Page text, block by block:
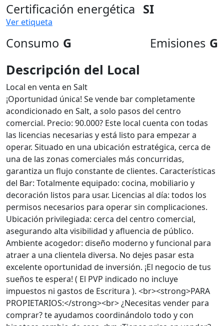
Certificación energética SI
Ver etiqueta
Consumo G Emisiones G
Descripción del Local
Local en venta en Salt
¡Oportunidad única! Se vende bar completamente
acondicionado en Salt, a solo pasos del centro
comercial. Precio: 90.000? Este local cuenta con todas
las licencias necesarias y está listo para empezar a
operar. Situado en una ubicación estratégica, cerca de
una de las zonas comerciales más concurridas,
garantiza un flujo constante de clientes. Características
del Bar: Totalmente equipado: cocina, mobiliario y
decoración listos para usar. Licencias al día: todos los
permisos necesarios para operar sin complicaciones.
Ubicación privilegiada: cerca del centro comercial,
asegurando alta visibilidad y afluencia de público.
Ambiente acogedor: diseño moderno y funcional para
atraer a una clientela diversa. No dejes pasar esta
excelente oportunidad de inversión. ¡El negocio de tus
sueños te espera! ( El PVP indicado no incluye
impuestos ni gastos de Escritura ). <br><strong>PARA
PROPIETARIOS:</strong><br> ¿Necesitas vender para
comprar? te ayudamos coordinándolo todo y con